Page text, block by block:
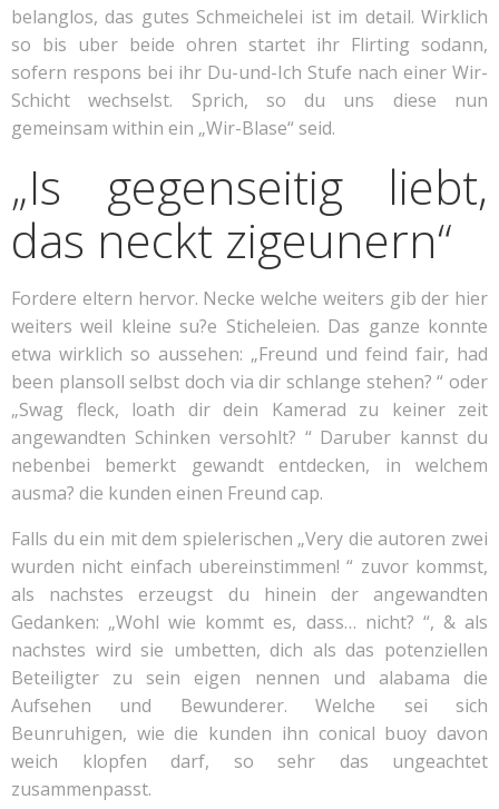
belanglos, das gutes Schmeichelei ist im detail. Wirklich
so bis uber beide ohren startet ihr Flirting sodann,
sofern respons bei ihr Du-und-Ich Stufe nach einer Wir-
Schicht wechselst. Sprich, so du uns diese nun
gemeinsam within ein „Wir-Blase“ seid.
„Is gegenseitig liebt,
das neckt zigeunern“
Fordere eltern hervor. Necke welche weiters gib der hier
weiters weil kleine su?e Sticheleien. Das ganze konnte
etwa wirklich so aussehen: „Freund und feind fair, had
been plansoll selbst doch via dir schlange stehen? “ oder
„Swag fleck, loath dir dein Kamerad zu keiner zeit
angewandten Schinken versohlt? “ Daruber kannst du
nebenbei bemerkt gewandt entdecken, in welchem
ausma? die kunden einen Freund cap.
Falls du ein mit dem spielerischen „Very die autoren zwei
wurden nicht einfach ubereinstimmen! “ zuvor kommst,
als nachstes erzeugst du hinein der angewandten
Gedanken: „Wohl wie kommt es, dass… nicht? “, & als
nachstes wird sie umbetten, dich als das potenziellen
Beteiligter zu sein eigen nennen und alabama die
Aufsehen und Bewunderer. Welche sei sich
Beunruhigen, wie die kunden ihn conical buoy davon
weich klopfen darf, so sehr das ungeachtet
zusammenpasst.